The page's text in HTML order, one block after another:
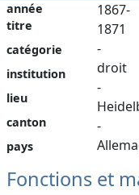
année
titre
catégorie
institution
lieu
canton
pays
1867-
1871
-
droit
-
-
Fonctions et